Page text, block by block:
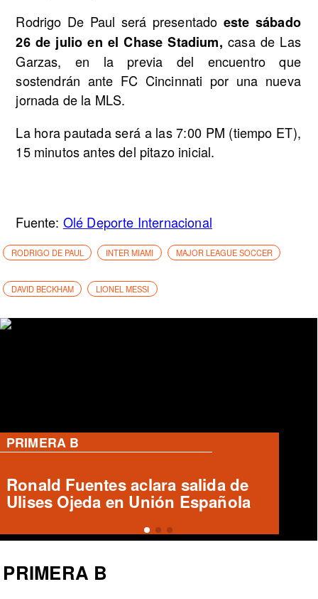
Rodrigo De Paul será presentado este sábado
26 de julio en el Chase Stadium, casa de Las
Garzas, en la previa del encuentro que
sostendrán ante FC Cincinnati por una nueva
jornada de la MLS.
La hora pautada será a las 7:00 PM (tiempo ET),
15 minutos antes del pitazo inicial.
Fuente: Olé Deporte Internacional
RODRIGO DE PAUL INTER MIAMI MAJOR LEAGUE SOCCER
DAVID BECKHAM LIONEL MESSI
PRIMERA B
Accidente fatal entre furgón y bus
de Deportes Temuco
PRIMERA B